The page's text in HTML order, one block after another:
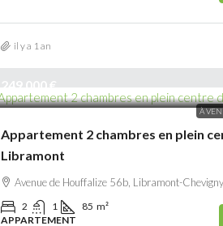
il y a 1 an
À
249 000 €
Appartement 2 chambres en plein
Libramont
Avenue de Houffalize 56b, Libramont-Chevigny
2 1 85 m²
APPARTEMENT